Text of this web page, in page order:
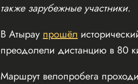
также зарубежные участники.
В Атырау прошёл
преодолели дистанцию в 80
Маршрут велопробега